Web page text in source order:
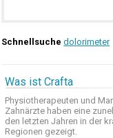
Schnellsuche dolorimeter
Was ist Crafta
Physiotherapeuten und
Zahnärzte haben eine
den letzten Jahren in der
Regionen gezeigt.